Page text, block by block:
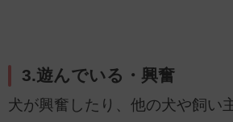
3.遊んでいる・興奮
犬が興奮したり、他の犬や飼い